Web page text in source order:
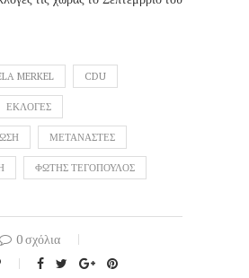
MERKEL CDU
ΕΚΛΟΓΕΣ
ΜΕΤΑΝΑΣΤΕΣ
ΦΩΤΗΣ ΤΕΓΟΠΟΥΛΟΣ
0 σχόλια